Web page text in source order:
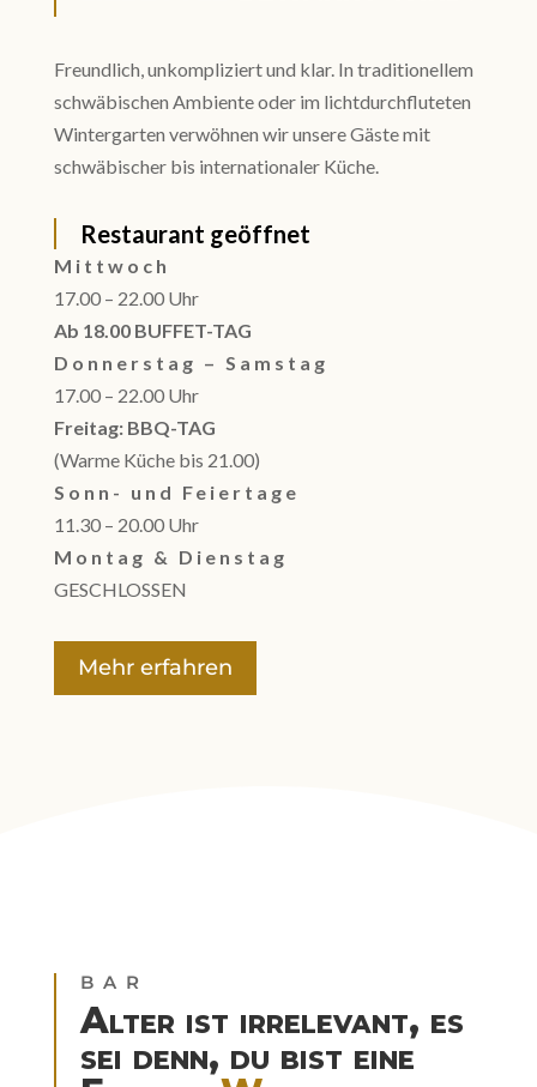
Freundlich, unkompliziert und klar. In traditionellem
schwäbischen Ambiente oder im lichtdurchfluteten
Wintergarten verwöhnen wir unsere Gäste mit
schwäbischer bis internationaler Küche.
Restaurant geöffnet
Mittwoch
17.00– 22.00 Uhr
Ab 18.00 BUFFET-TAG
Donnerstag – Samstag
17.00– 22.00 Uhr
Freitag: BBQ-TAG
(Warme Küche bis 21.00)
Sonn- und Feiertage
11.30– 20.00 Uhr
Montag & Dienstag
GESCHLOSSEN
Mehr erfahren
BAR
Alter ist irrelevant, es
sei denn, du bist eine